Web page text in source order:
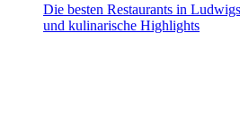
Die besten Restaurants in
und kulinarische Highlights